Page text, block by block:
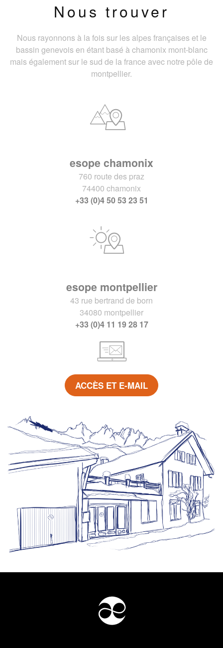
Nous trouver
Nous rayonnons à la fois sur les alpes françaises et le
bassin genevois en étant basé à chamonix mont-blanc
mais également sur le sud de la france avec notre pôle de
montpellier.
esope chamonix
760 route des praz
74400 chamonix
+33 (0)4 50 53 23 51
esope montpellier
43 rue bertrand de born
34080 montpellier
+33 (0)4 11 19 28 17
ACCÈS ET E-MAIL